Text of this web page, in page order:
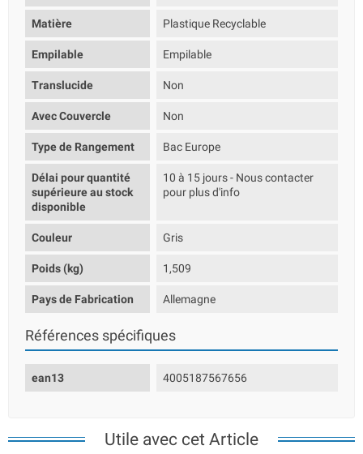
Matière Plastique Recyclable
Empilable Empilable
Translucide Non
Avec Couvercle Non
Type de Rangement Bac Europe
Délai pour quantité
supérieure au stock
disponible
10 à 15 jours - Nous contacter
pour plus d'info
Couleur Gris
Poids (kg) 1,509
Pays de Fabrication Allemagne
Références spécifiques
ean13 4005187567656
Utile avec cet Article